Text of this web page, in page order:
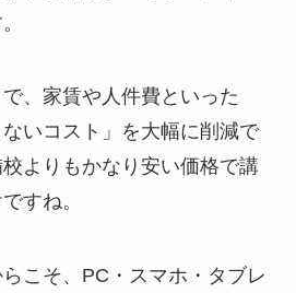
、家賃や人件費といった
ないコスト」を大幅に削減で
よりもかなり安い価格で講
すね。
こそ、PC・スマホ・タブレ